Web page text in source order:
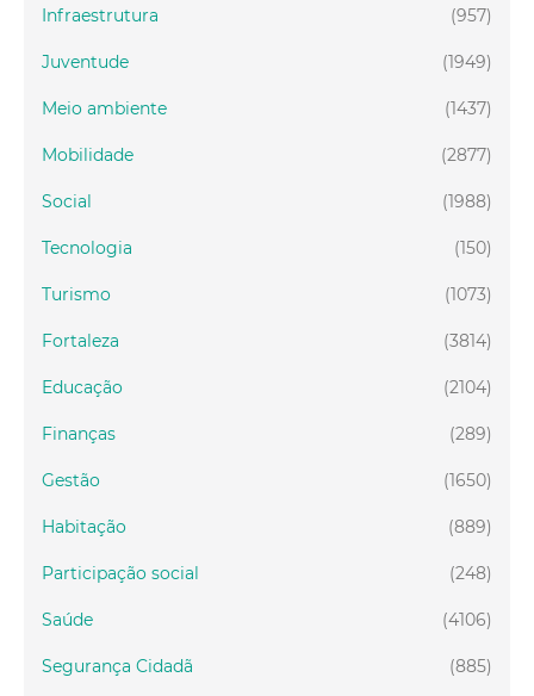
(957)
Infraestrutura
(1949)
Juventude
(1437)
Meio ambiente
(2877)
Mobilidade
(1988)
Social
(150)
Tecnologia
(1073)
Turismo
(3814)
Fortaleza
(2104)
Educação
(289)
Finanças
(1650)
Gestão
(889)
Habitação
(248)
Participação social
(4106)
Saúde
(885)
Segurança Cidadã